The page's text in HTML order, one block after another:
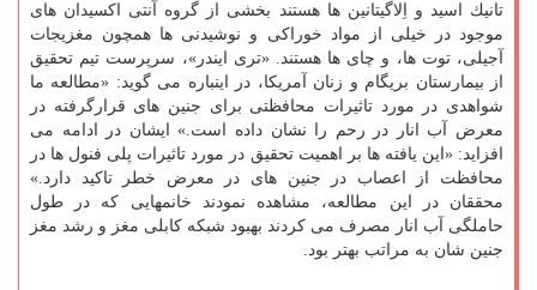
تانیك اسید و اِلاگیتانین ها هستند بخشی از گروه آنتی اكسیدان های
موجود در خیلی از مواد خوراكی و نوشیدنی ها همچون مغزیجات
آجیلی، توت ها، و چای ها هستند. «تری ایندر»، سرپرست تیم تحقیق
از بیمارستان بریگام و زنان آمریكا، در اینباره می گوید: «مطالعه ما
شواهدی در مورد تاثیرات محافظتی برای جنین های قرارگرفته در
معرض آب انار در رحم را نشان داده است.» ایشان در ادامه می
افزاید: «این یافته ها بر اهمیت تحقیق در مورد تاثیرات پلی فنول ها در
محافظت از اعصاب در جنین های در معرض خطر تاكید دارد.»
محققان در این مطالعه، مشاهده نمودند خانمهایی كه در طول
حاملگی آب انار مصرف می كردند بهبود شبكه كابلی مغز و رشد مغز
جنین شان به مراتب بهتر بود.